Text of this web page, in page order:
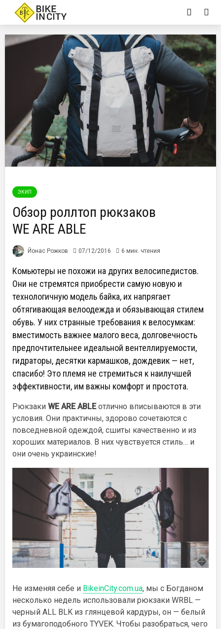
ЭКИП
Обзор роллтоп рюкзаков
WE ARE ABLE
Йонас Рожков 07/12/2016 6 мин. чтения
Комьютеры не похожи на других велосипедистов.
Они не стремятся приобрести самую новую и
технологичную модель байка, их напрягает
обтягивающая велоодежда и обязывающая стилем
обувь. У них странные требования к велосумкам:
вместимость важнее малого веса, долговечность
предпочтительнее идеальной вентеллируемости,
гидраторы, десятки кармашков, дождевик — нет,
спасибо! Это племя не стремиться к наилучшей
эффективности, им важны комфорт и простота.
Рюкзаки WE ARE ABLEотлично вписываются в эти
условия. Они практичны, здорово сочетаются с
повседневной одеждой, сшиты качественно и из
хороших материалов. В них чувствуется стиль… и
они очень украинские!
Не изменяя себе и BikeinCity.com.ua, мы с Богданом
несколько недель использовали рюкзаки WRBL —
черный ALL BLK из глянцевой кардуры, он — белый
из бумагоподобного TYVEK. Чтобы разобраться, чего